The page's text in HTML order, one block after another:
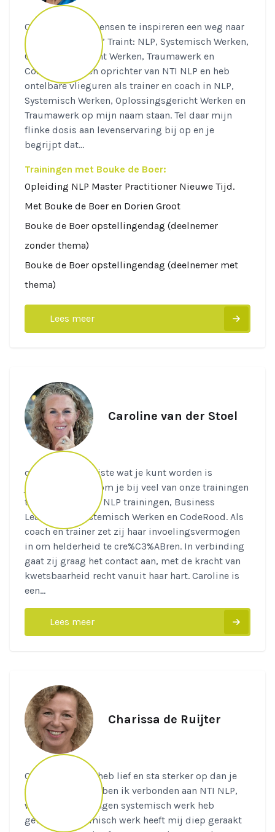
Quote: “Ik heb mensen te inspireren een weg naar
binnen te maken.” Traint: NLP, Systemisch Werken,
Oplossingsgericht Werken, Traumawerk en
Coaching. Ik ben oprichter van NTI NLP en heb
ontelbare vlieguren als trainer en coach in NLP,
Systemisch Werken, Oplossingsgericht Werken en
Traumawerk op mijn naam staan. Tel daar mijn
flinke dosis aan levenservaring bij op en je
begrijpt dat...
Trainingen met Bouke de Boer:
Opleiding NLP Master Practitioner Nieuwe Tijd.
Met Bouke de Boer en Dorien Groot
Bouke de Boer opstellingendag (deelnemer
zonder thema)
Bouke de Boer opstellingendag (deelnemer met
thema)
Lees meer
Caroline van der Stoel
quote: "Het mooiste wat je kunt worden is
jezelf."Caroline kom je bij veel van onze trainingen
tegen: de diverse NLP trainingen, Business
Leadership, Systemisch Werken en CodeRood. Als
coach en trainer zet zij haar invoelingsvermogen
in om helderheid te cre%C3%ABren. In verbinding
gaat zij graag het contact aan, met de kracht van
kwetsbaarheid recht vanuit haar hart. Caroline is
een...
Lees meer
Charissa de Ruijter
Quote: "leef vrij, heb lief en sta sterker op dan je
viel". Sinds 2020 ben ik verbonden aan NTI NLP,
waar ik de trainingen systemisch werk heb
gevolgd. Systemisch werk heeft mij diep geraakt